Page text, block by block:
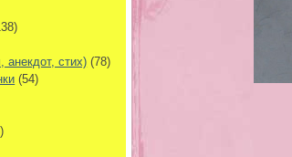
стих) (78)
(54)